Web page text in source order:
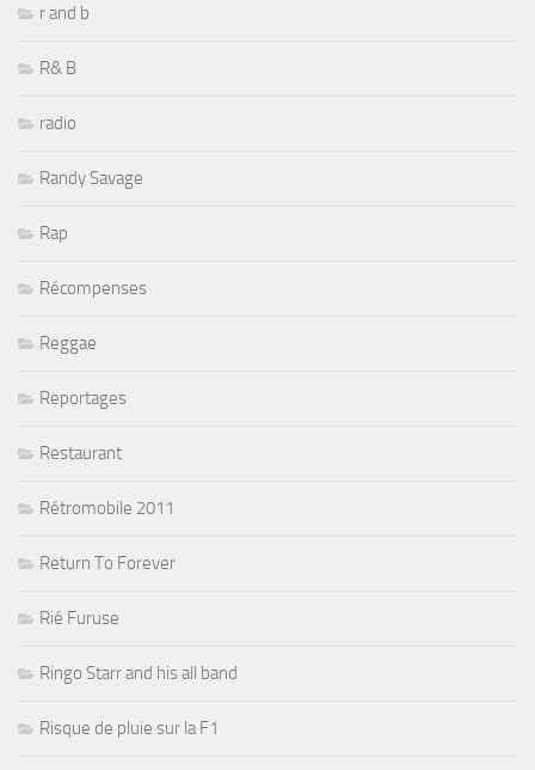
r and b
R& B
radio
Randy Savage
Rap
Récompenses
Reggae
Reportages
Restaurant
Rétromobile 2011
Return To Forever
Rié Furuse
Ringo Starr and his all band
Risque de pluie sur la F1